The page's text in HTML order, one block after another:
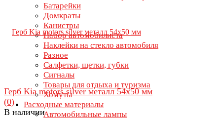
Батарейки
Домкраты
Канистры
Набор автомобилиста
Наклейки на стекло автомобиля
Разное
Салфетки, щетки, губки
Сигналы
Товары для отдыха и туризма
Хомуты
Расходные материалы
Автомобильные лампы
Герб Kia motors silver металл 54х50 мм
(0)
В наличии